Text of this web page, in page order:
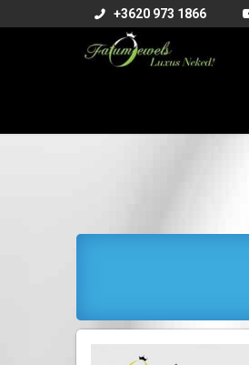
+3620 973 1866